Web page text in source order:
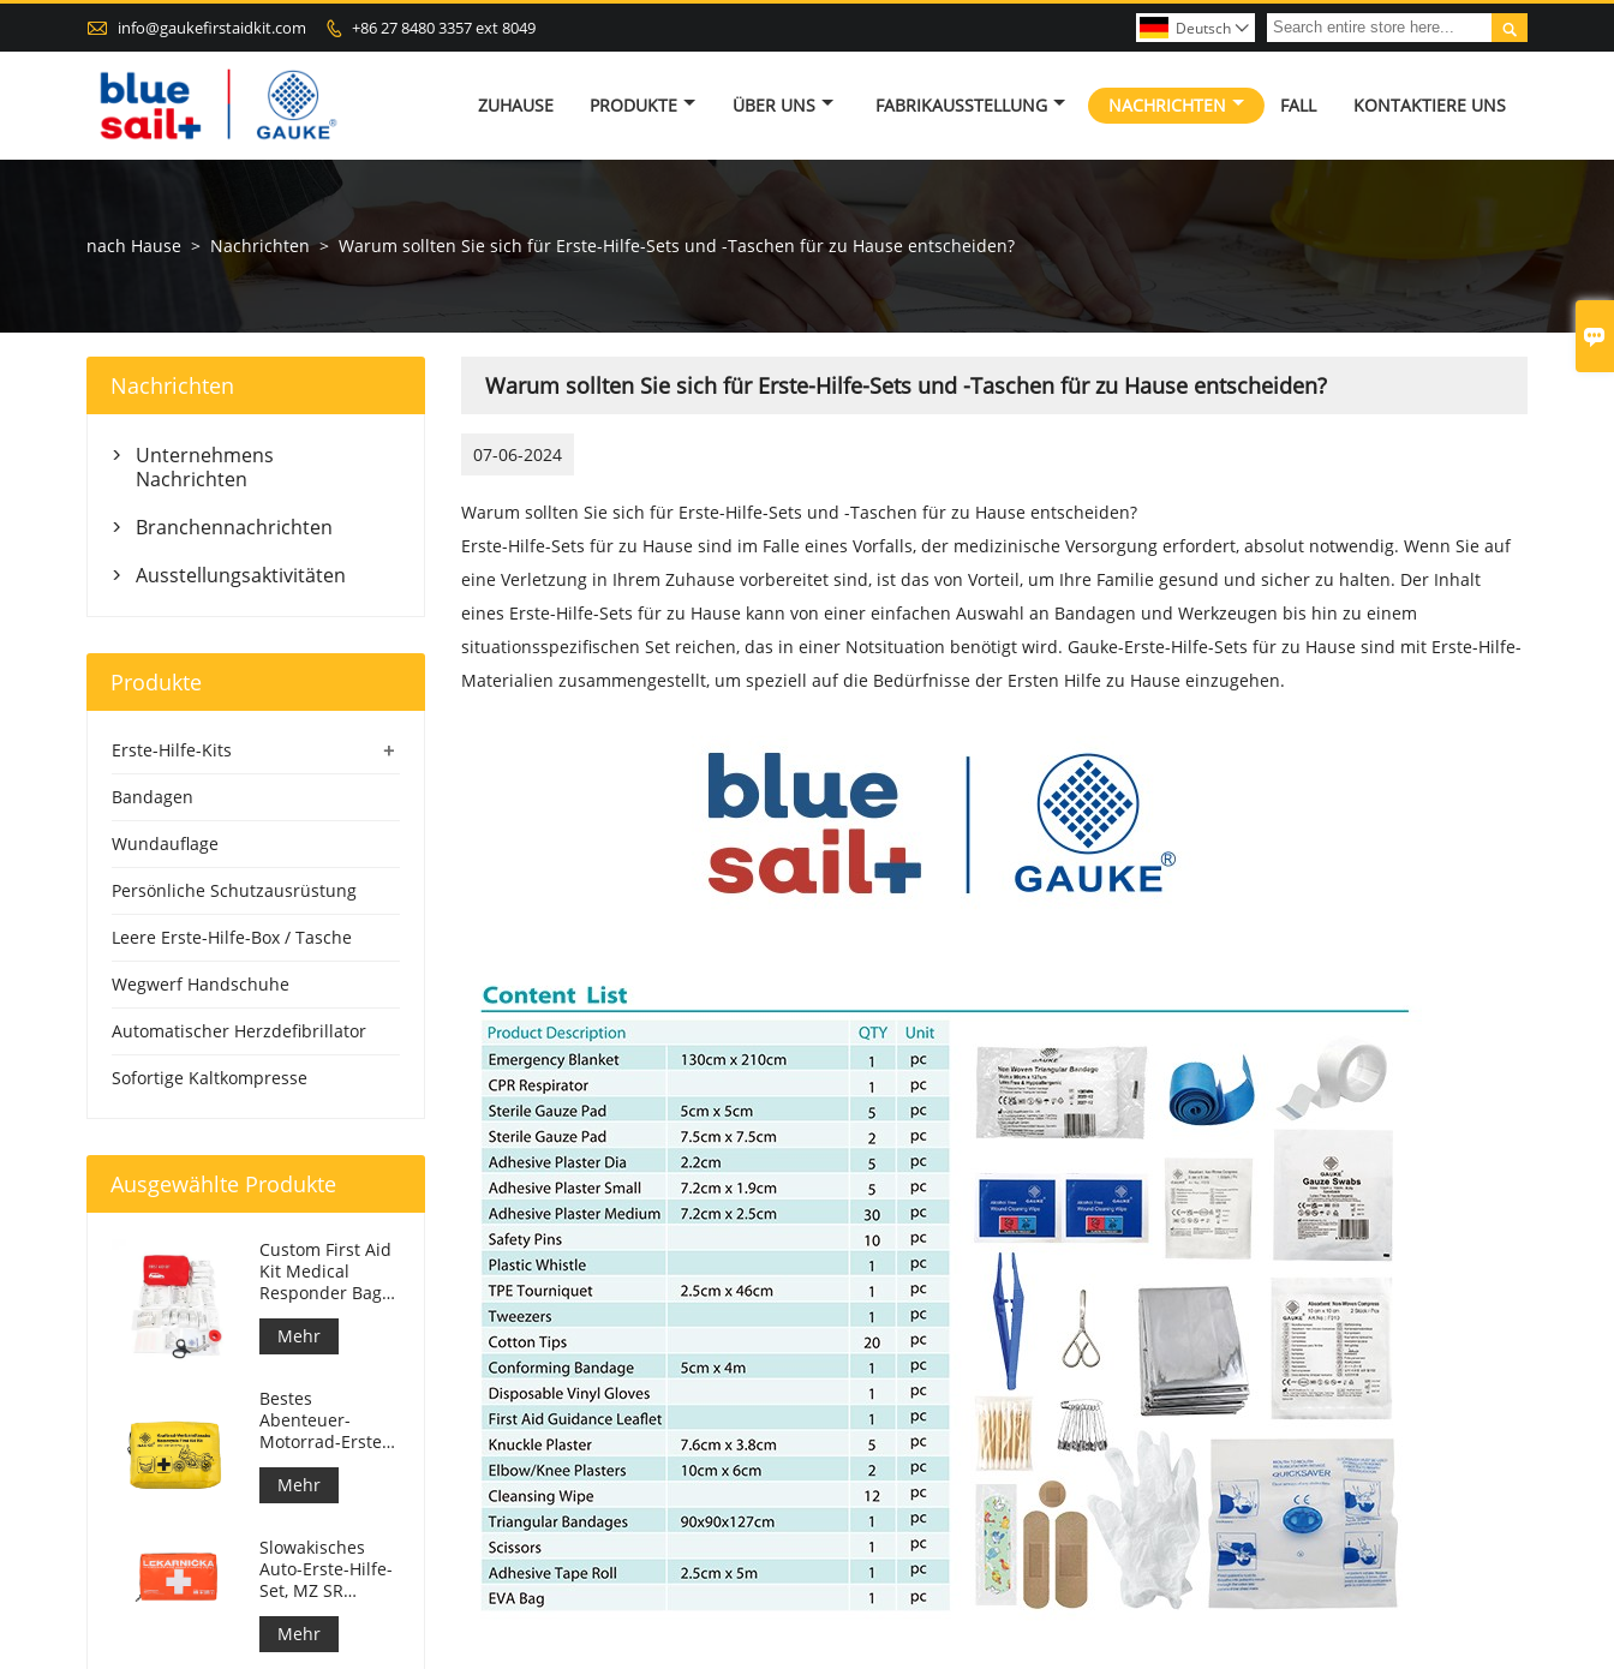

 info@gaukefirstaidkit.com  +86 27 8480 3357 ext 8049 
Deutsch 
ZUHAUSE PRODUKTE ÜBER UNS FABRIKAUSSTELLUNG NACHRICHTEN FALL KONTAKTIERE UNS
nach Hause > Nachrichten > Warum sollten Sie sich für Erste-Hilfe-Sets und -Taschen für zu Hause entscheiden?
Warum sollten Sie sich für Erste-Hilfe-Sets und -Taschen für zu Hause entscheiden?
07-06-2024
Warum sollten Sie sich für Erste-Hilfe-Sets und -Taschen für zu Hause entscheiden?
Erste-Hilfe-Sets für zu Hause sind im Falle eines Vorfalls, der medizinische Versorgung erfordert, absolut notwendig. Wenn Sie auf
eine Verletzung in Ihrem Zuhause vorbereitet sind, ist das von Vorteil, um Ihre Familie gesund und sicher zu halten. Der Inhalt
eines Erste-Hilfe-Sets für zu Hause kann von einer einfachen Auswahl an Bandagen und Werkzeugen bis hin zu einem
situationsspezifischen Set reichen, das in einer Notsituation benötigt wird. Gauke-Erste-Hilfe-Sets für zu Hause sind mit Erste-Hilfe-
Materialien zusammengestellt, um speziell auf die Bedürfnisse der Ersten Hilfe zu Hause einzugehen.
Nachrichten

Unternehmens
Nachrichten
 Branchennachrichten
 Ausstellungsaktivitäten
Produkte
+
Erste-Hilfe-Kits
Bandagen
Wundauflage
Persönliche Schutzausrüstung
Leere Erste-Hilfe-Box / Tasche
Wegwerf Handschuhe
Automatischer Herzdefibrillator
Sofortige Kaltkompresse
Ausgewählte Produkte
Custom First Aid
Kit Medical
Responder Bag
für Auto
Mehr
Bestes
Abenteuer-
Motorrad-Erste-
Hilfe-Set für
Motorradfahrer
Mehr
Slowakisches
Auto-Erste-Hilfe-
Set, MZ SR
č.143/2009
Mehr